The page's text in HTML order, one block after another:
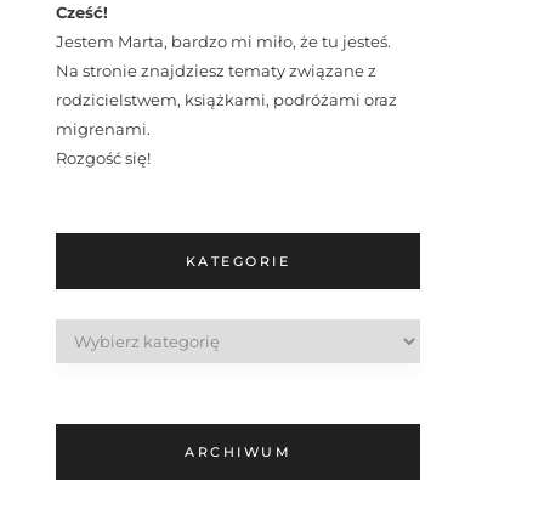
Cześć!
Jestem Marta, bardzo mi miło, że tu jesteś.
Na stronie znajdziesz tematy związane z
rodzicielstwem, książkami, podróżami oraz
migrenami.
Rozgość się!
KATEGORIE
ARCHIWUM